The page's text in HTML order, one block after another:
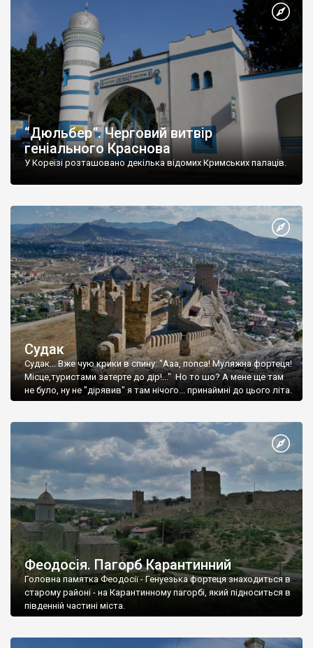
“Дюльбер”. Черговий витвір
геніального Краснова
У Кореїзі розташовано декілька відомих Кримських палаців.
Судак
Судак... Вже чую крики в спину: "Ааа, попса! Муляжна фортеця!
Місце,туристами затерте до дір!..." Но то шо? А мене ще там
не було, ну не "дірявив" я там нічого... принаймні до цього літа.
Феодосія. Пагорб Карантинний
Головна памятка Феодосії - Генуезька фортеця знаходиться в
старому районі - на Карантинному пагорбі, який підноситься в
південній частині міста.